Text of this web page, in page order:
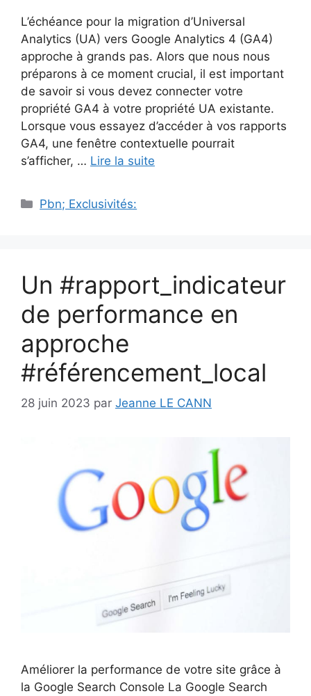
L’échéance pour la migration d’Universal
Analytics (UA) vers Google Analytics 4 (GA4)
approche à grands pas. Alors que nous nous
préparons à ce moment crucial, il est important
de savoir si vous devez connecter votre
propriété GA4 à votre propriété UA existante.
Lorsque vous essayez d’accéder à vos rapports
GA4, une fenêtre contextuelle pourrait
s’afficher, … Lire la suite
Catégories
Pbn; Exclusivités:
Un #rapport_indicateur
de performance en
approche
#référencement_local
28 juin 2023 par Jeanne LE CANN
Améliorer la performance de votre site grâce à
la Google Search Console La Google Search